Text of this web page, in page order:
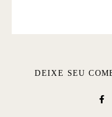
DEIXE SEU